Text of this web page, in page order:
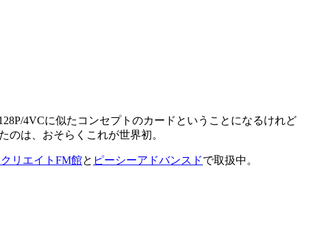
4VCに似たコンセプトのカードということになるけれど
のは、おそらくこれが世界初。
リエイトFM館と ピーシーアドバンスドで取扱中。